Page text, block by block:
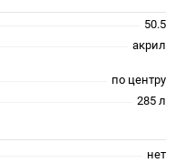
50.5
акрил
по центру
285 л
нет